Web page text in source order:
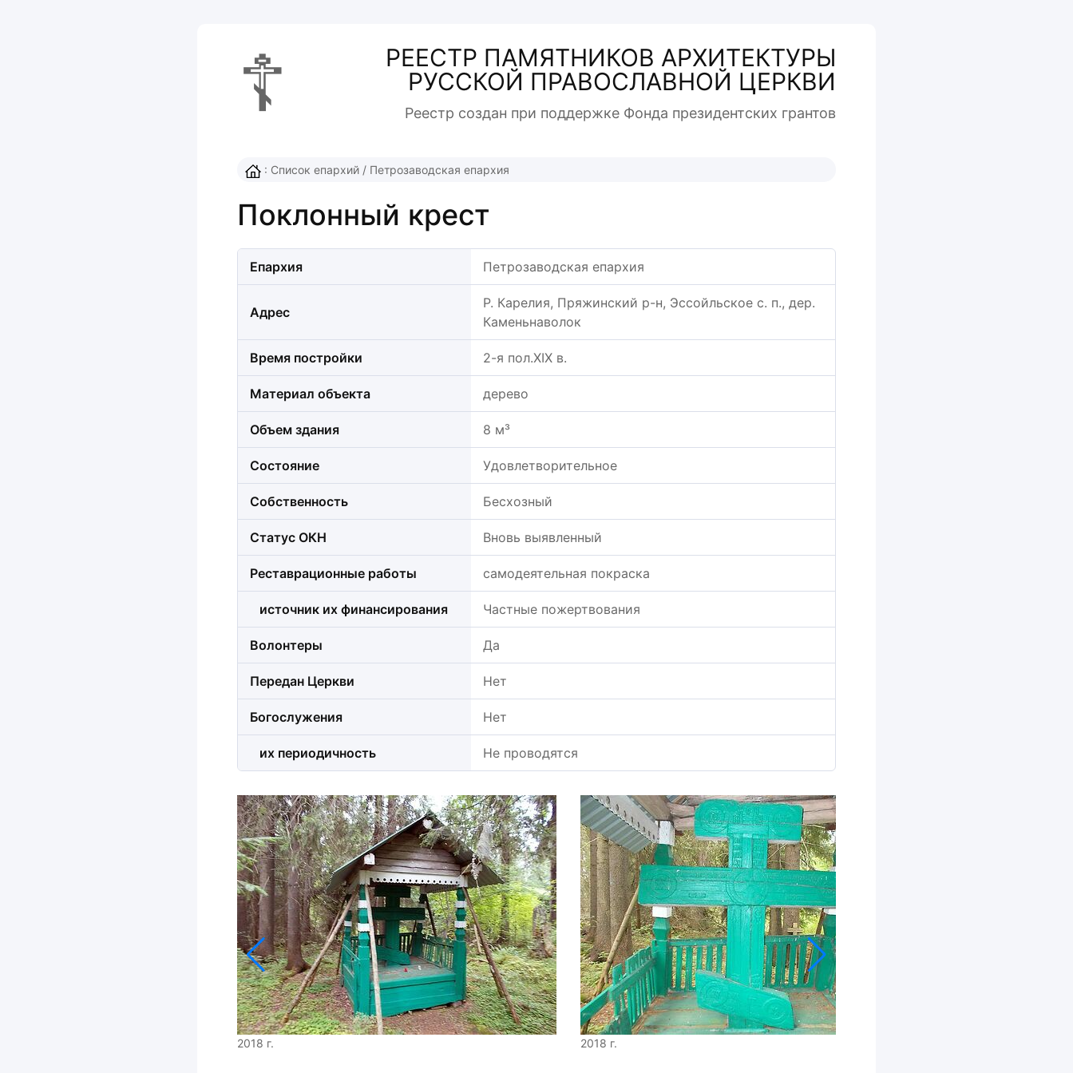
☦
РЕЕСТР ПАМЯТНИКОВ АРХИТЕКТУРЫ
РУССКОЙ ПРАВОСЛАВНОЙ ЦЕРКВИ
Реестр создан при поддержке Фонда президентcких грантов
: Список епархий / Петрозаводская епархия
Поклонный крест
Епархия Петрозаводская епархия
Адрес
Р. Карелия, Пряжинский р-н, Эссойльское с. п., дер.
Каменьнаволок
Время постройки 2-я пол.XIX в.
Материал объекта дерево
Объем здания 8 м³
Состояние Удовлетворительное
Собственность Бесхозный
Статус ОКН Вновь выявленный
Реставрационные работы самодеятельная покраска
источник их финансирования Частные пожертвования
Волонтеры Да
Передан Церкви Нет
Богослужения Нет
их периодичность Не проводятся
2018 г. 2018 г.